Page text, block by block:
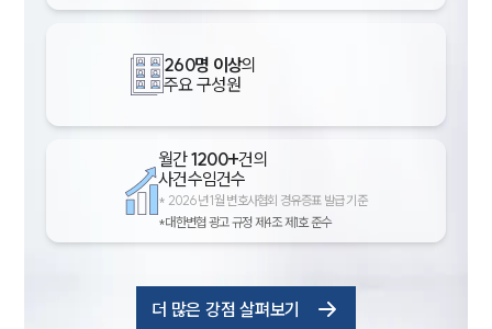
260명 이상의
주요 구성원
월간1200+건의
사건수임건수
* 2026년 1월 변호사협회 경유증표 발급 기준
*대한변협 광고 규정 제4조 제1호 준수
더 많은 강점 살펴보기